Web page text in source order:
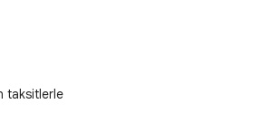
taksitlerle